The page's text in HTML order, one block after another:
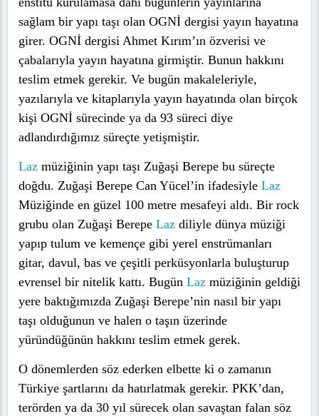
sağlam bir yapı taşı olan OGNİ dergisi yayın hayatına
girer. OGNİ dergisi Ahmet Kırım’ın özverisi ve
çabalarıyla yayın hayatına girmiştir. Bunun hakkını
teslim etmek gerekir. Ve bugün makaleleriyle,
yazılarıyla ve kitaplarıyla yayın hayatında olan birçok
kişi OGNİ sürecinde ya da 93 süreci diye
adlandırdığımız süreçte yetişmiştir.
Laz müziğinin yapı taşı Zuğaşi Berepe bu süreçte
doğdu. Zuğaşi Berepe Can Yücel’in ifadesiyle Laz
Müziğinde en güzel 100 metre mesafeyi aldı. Bir rock
grubu olan Zuğaşi Berepe Laz diliyle dünya müziği
yapıp tulum ve kemençe gibi yerel enstrümanları
gitar, davul, bas ve çeşitli perküsyonlarla buluşturup
evrensel bir nitelik kattı. Bugün Laz müziğinin geldiği
yere baktığımızda Zuğaşi Berepe’nin nasıl bir yapı
taşı olduğunun ve halen o taşın üzerinde
yüründüğünün hakkını teslim etmek gerek.
O dönemlerden söz ederken elbette ki o zamanın
Türkiye şartlarını da hatırlatmak gerekir. PKK’dan,
terörden ya da 30 yıl sürecek olan savaştan falan söz